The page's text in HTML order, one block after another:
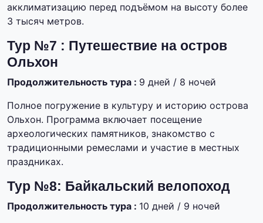
акклиматизацию перед подъёмом на высоту более
3 тысяч метров.
Тур №7 : Путешествие на остров
Ольхон
Продолжительность тура : 9 дней / 8 ночей
Полное погружение в культуру и историю острова
Ольхон. Программа включает посещение
археологических памятников, знакомство с
традиционными ремеслами и участие в местных
праздниках.
Тур №8: Байкальский велопоход
Продолжительность тура : 10 дней / 9 ночей